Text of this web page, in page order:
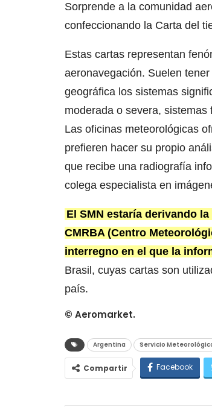
Sorprende a la comunidad
confeccionando la Carta del
Estas cartas representan
aeronavegación. Suelen
geográfica los sistemas
moderada o severa,
Las oficinas meteorológicas
prefieren hacer su propio
que recibe una radiografía
colega especialista en
El SMN estaría derivando
CMRBA (Centro
interregno en el que la
Brasil, cuyas cartas son
país.
© Aeromarket.
Argentina Servicio
Compartir Facebook